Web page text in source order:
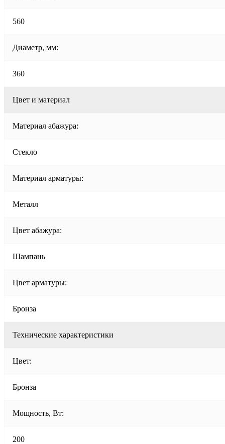
560
Диаметр, мм:
360
Цвет и материал
Материал абажура:
Стекло
Материал арматуры:
Металл
Цвет абажура:
Шампань
Цвет арматуры:
Бронза
Технические характеристики
Цвет:
Бронза
Мощность, Вт:
200